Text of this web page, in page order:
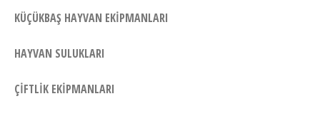
KÜÇÜKBAŞ HAYVAN EKIPMANLARI
HAYVAN SULUKLARI
ÇIFTLIK EKIPMANLARI